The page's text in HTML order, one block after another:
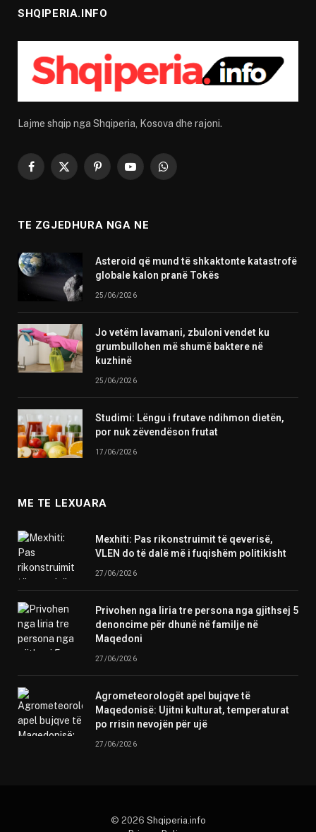
SHQIPERIA.INFO
Lajme shqip nga Shqiperia, Kosova dhe rajoni.
Facebook
X
PinterestYouTubeWhatsApp
TE ZGJEDHURA NGA NE
Asteroid që mund të shkaktonte katastrofë
globale kalon pranë Tokës
25/06/2026
Jo vetëm lavamani, zbuloni vendet ku
grumbullohen më shumë baktere në
kuzhinë
25/06/2026
Studimi: Lëngu i frutave ndihmon dietën,
por nuk zëvendëson frutat
17/06/2026
ME TE LEXUARA
Mexhiti: Pas rikonstruimit të qeverisë,
VLEN do të dalë më i fuqishëm politikisht
27/06/2026
Privohen nga liria tre persona nga gjithsej 5
denoncime për dhunë në familje në
Maqedoni
27/06/2026
Agrometeorologët apel bujqve të
Maqedonisë: Ujitni kulturat, temperaturat
po rrisin nevojën për ujë
27/06/2026
© 2026 Shqiperia.info